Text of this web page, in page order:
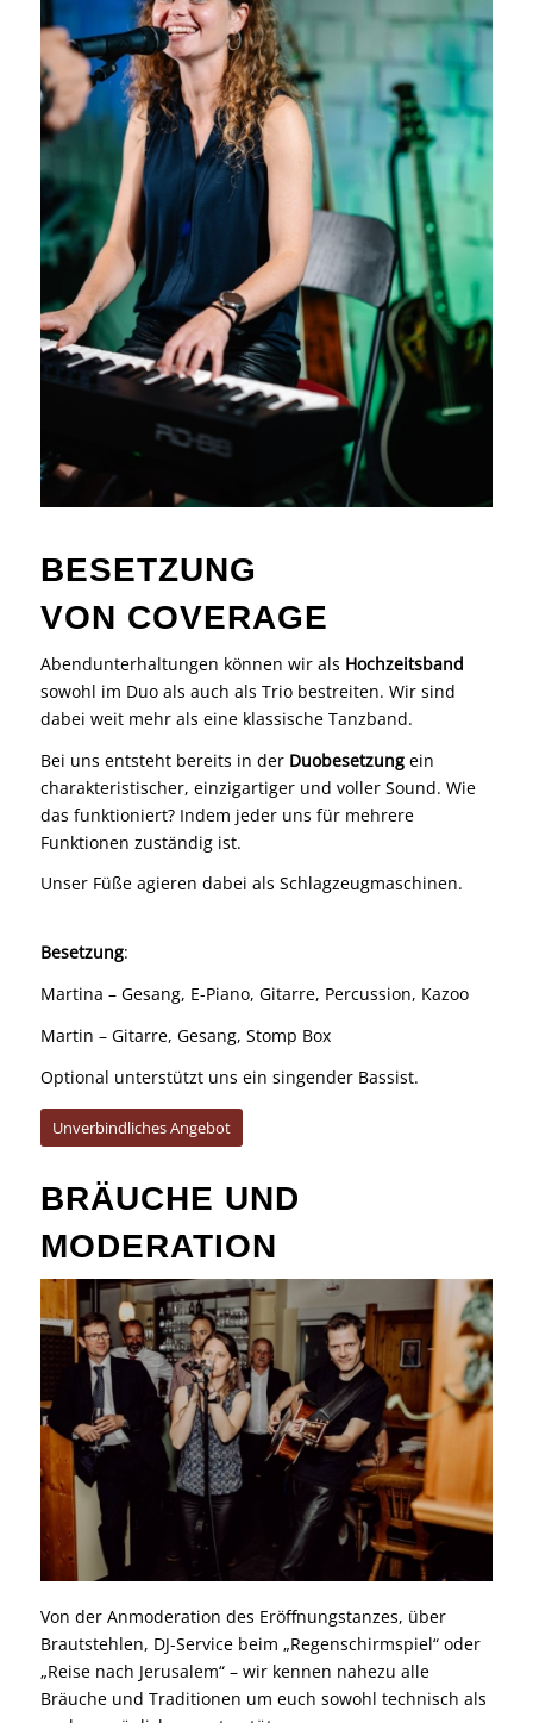
BESETZUNG
VON COVERAGE
Abendunterhaltungen können wir als Hochzeitsband
sowohl im Duo als auch als Trio bestreiten. Wir sind
dabei weit mehr als eine klassische Tanzband.
Bei uns entsteht bereits in der Duobesetzungein
charakteristischer, einzigartiger und voller Sound. Wie
das funktioniert? Indem jeder uns für mehrere
Funktionen zuständig ist.
Unser Füße agieren dabei als Schlagzeugmaschinen.
Besetzung:
Martina – Gesang, E-Piano, Gitarre, Percussion, Kazoo
Martin – Gitarre, Gesang, Stomp Box
Optional unterstützt uns ein singender Bassist.
Unverbindliches Angebot
BRÄUCHE UND
MODERATION
Von der Anmoderation des Eröffnungstanzes, über
Brautstehlen, DJ-Service beim „Regenschirmspiel“ oder
„Reise nach Jerusalem“ – wir kennen nahezu alle
Bräuche und Traditionen um euch sowohl technisch als